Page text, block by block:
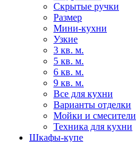
Скрытые ручки
Размер
Мини-кухни
Узкие
3 кв. м.
5 кв. м.
6 кв. м.
9 кв. м.
Все для кухни
Варианты отделки
Мойки и смесители
Техника для кухни
Шкафы-купе